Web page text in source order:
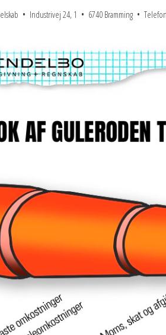
• Industrivej 24, 1 • 6740 Bramming •